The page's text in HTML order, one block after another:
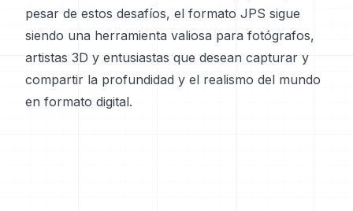
pesar de estos desafíos, el formato JPS sigue
siendo una herramienta valiosa para fotógrafos,
artistas 3D y entusiastas que desean capturar y
compartir la profundidad y el realismo del mundo
en formato digital.